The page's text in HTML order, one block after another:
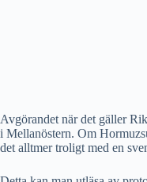
Avgörandet när det gäller
i Mellanöstern. Om
det alltmer troligt med en